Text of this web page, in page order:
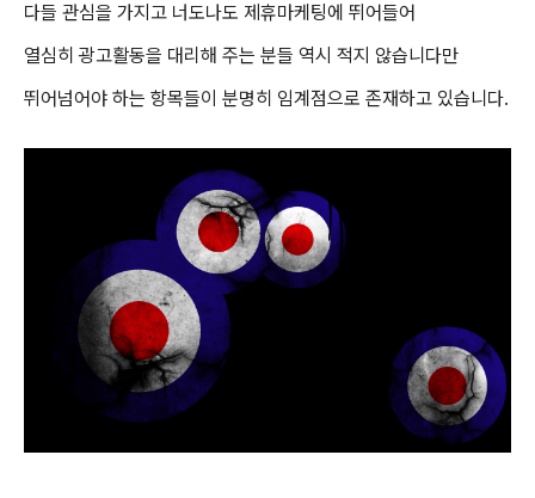
다들 관심을 가지고 너도나도 제휴마케팅에 뛰어들어
열심히 광고활동을 대리해 주는 분들 역시 적지 않습니다만
뛰어넘어야 하는 항목들이 분명히 임계점으로 존재하고 있습니다.